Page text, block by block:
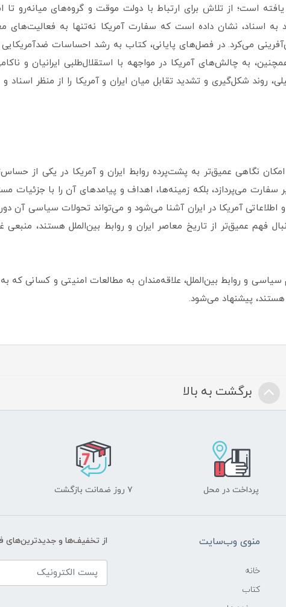
است؛ از تلاش برای ارتباط با دولت موقت و گروه‌های میانه‌رو
به اسناد، نشان داده است که سفارت آمریکا نه‌تنها به فعالیت‌های
می‌کرد. در فصل‌های پایانی، کتاب به رشد احساسات
به چالش‌های آمریکا در مواجهه با استقلال‌طلبی ایرانیان و
روند شکل‌گیری و تشدید تقابل میان ایران و آمریکا را از منظر اسناد
نگاهی عمیق‌تر به پشت‌پرده روابط ایران و آمریکا در یکی از
می‌پردازد، بلکه زمینه‌ها، اهداف و پیامدهای آن را با جزئیات
اطلاعاتی آمریکا در ایران آشنا می‌شود و می‌تواند تحولات سیاسی آن
فهم عمیق‌تر از تاریخ معاصر ایران و روابط بین‌الملل هستند، منبعی
و روابط بین‌الملل، علاقه‌مندان به مطالعات امنیتی و کسانی که
هستند، پیشنهاد می‌شود.
برگشت به بالا
پرداخت در محل ۷ روز ضمانت بازگشت
منوی وب‌سایت
خانه
کتاب
از تخفیف‌ها و جدیدترین‌های